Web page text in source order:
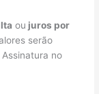
ou juros por
serão
no